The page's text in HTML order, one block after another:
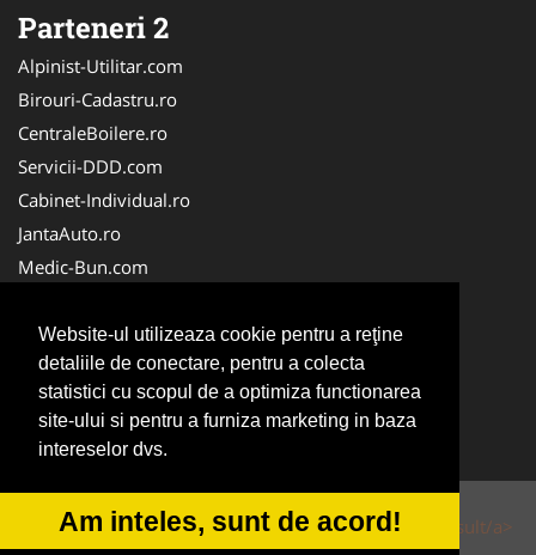
Website-ul utilizeaza cookie pentru a reţine
detaliile de conectare, pentru a colecta
statistici cu scopul de a optimiza functionarea
site-ului si pentru a furniza marketing in baza
intereselor dvs.
Am inteles, sunt de acord!
Parteneri 2
Alpinist-Utilitar.com
Birouri-Cadastru.ro
CentraleBoilere.ro
Servicii-DDD.com
Cabinet-Individual.ro
JantaAuto.ro
Medic-Bun.com
Apicultorul.com
CentruInchirieri.ro
Oftalmologul.ro
Stomatologul.com
© 2014-2026 Powered byVilonMedia&Tokaido Consult/a>